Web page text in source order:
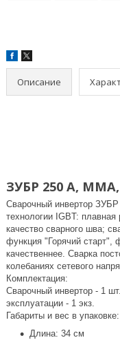
Описание
ЗУБР 250 А,
Сварочный инвертор
технологии IGBT:
качество сварного шва;
функция "Горячий старт",
качественнее. Сварка
колебаниях сетевого
Комплектация:
Сварочный инвертор - 1
эксплуатации - 1 экз.
Габариты и вес в упаковке:
Длина: 34 см